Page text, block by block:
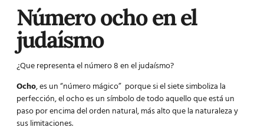
Número ocho en el
judaísmo
¿Que representa el número 8 en el judaísmo?
Ocho, es un “número mágico” porque si elsietesimboliza la
perfección, el ocho es un símbolo de todo aquello que está un
paso por encima del orden natural, más alto que la naturaleza y
sus limitaciones.